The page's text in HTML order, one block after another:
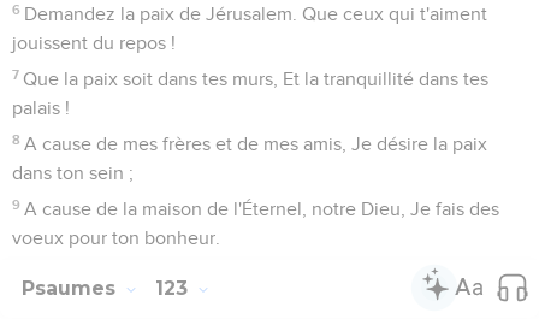
6 Demandez la paix de Jérusalem. Que ceux qui t'aiment
jouissent du repos !
7 Que la paix soit dans tes murs, Et la tranquillité dans tes
palais !
8 A cause de mes frères et de mes amis, Je désire la paix
dans ton sein ;
9 A cause de la maison de l'Éternel, notre Dieu, Je fais des
voeux pour ton bonheur.
Psaumes 123